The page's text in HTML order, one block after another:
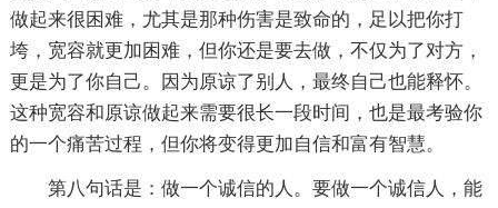
做起来很困难，尤其是那种伤害是致命的，足以把你打
垮，宽容就更加困难，但你还是要去做，不仅为了对方，
更是为了你自己。因为原谅了别人，最终自己也能释怀。
这种宽容和原谅做起来需要很长一段时间，也是最考验你
的一个痛苦过程，但你将变得更加自信和富有智慧。
第八句话是：做一个诚信的人。要做一个诚信人，能